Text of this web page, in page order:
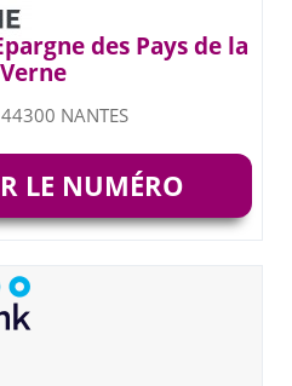
des Pays de la
NANTES
LE NUMÉRO